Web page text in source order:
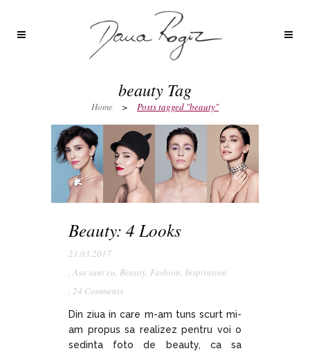
beauty Tag
Home > Posts tagged "beauty"
Beauty: 4 Looks
21.03.2017
Asa sunt eu Beauty Fashion Inspiration
24 Comments
Din ziua in care m-am tuns scurt mi-
am propus sa realizez pentru voi o
sedinta foto de beauty, ca sa